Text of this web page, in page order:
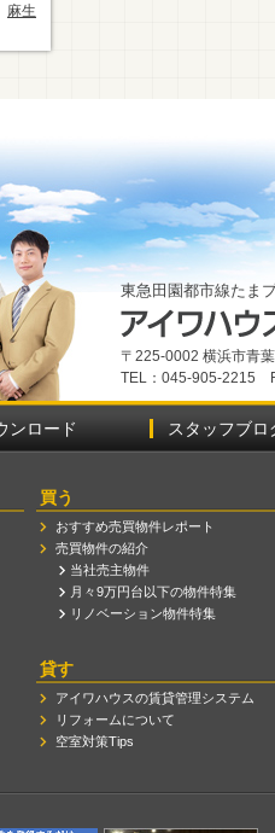
麻生
東急田園都市線たま
〒225-0002 横浜市青
TEL：045-905-2215
ンロード スタッフブロ
買う
おすすめ売買物件レポート
売買物件の紹介
当社売主物件
月々9万円台以下の物件特集
リノベーション物件特集
貸す
アイワハウスの賃貸管理システム
リフォームについて
空室対策Tips